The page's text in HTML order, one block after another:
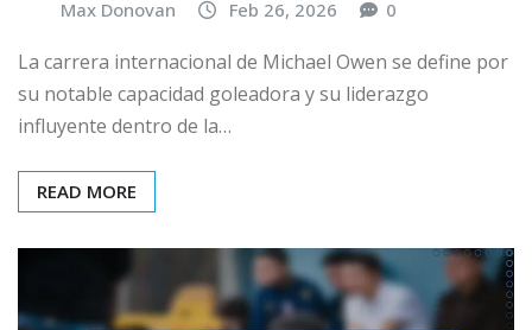
Max Donovan Feb 26, 2026 0
La carrera internacional de Michael Owen se define por
su notable capacidad goleadora y su liderazgo
influyente dentro de la…
READ MORE